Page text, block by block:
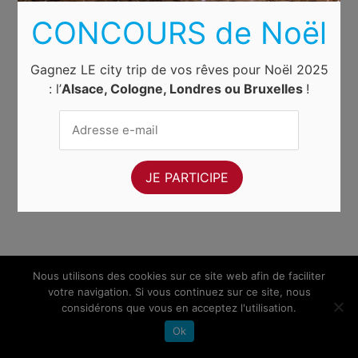
Nous utilisons des cookies sur ce site web afin de faciliter
votre navigation. Si vous continuez sur ce site, nous
considérons que vous en acceptez l'utilisation.
Ok
CONCOURS de Noël
Gagnez LE city trip de vos rêves pour Noël 2025
: l’Alsace, Cologne, Londres ou Bruxelles !